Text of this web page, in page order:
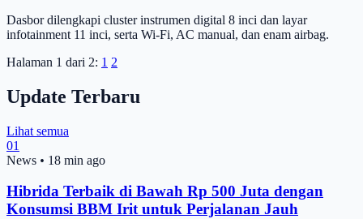
Dasbor dilengkapi cluster instrumen digital 8 inci dan layar
infotainment 11 inci, serta Wi-Fi, AC manual, dan enam airbag.
Halaman 1 dari 2: 1 2
Update Terbaru
Lihat semua
01
News • 18 min ago
Hibrida Terbaik di Bawah Rp 500 Juta dengan
Konsumsi BBM Irit untuk Perjalanan Jauh